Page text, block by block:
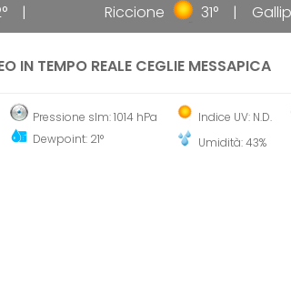
Riccione 31° Gallipoli
IN TEMPO REALE CEGLIE MESSAPICA
Pressione slm: 1014 hPa
Dewpoint: 21°
Indice UV: N.D.
Umidità: 43%